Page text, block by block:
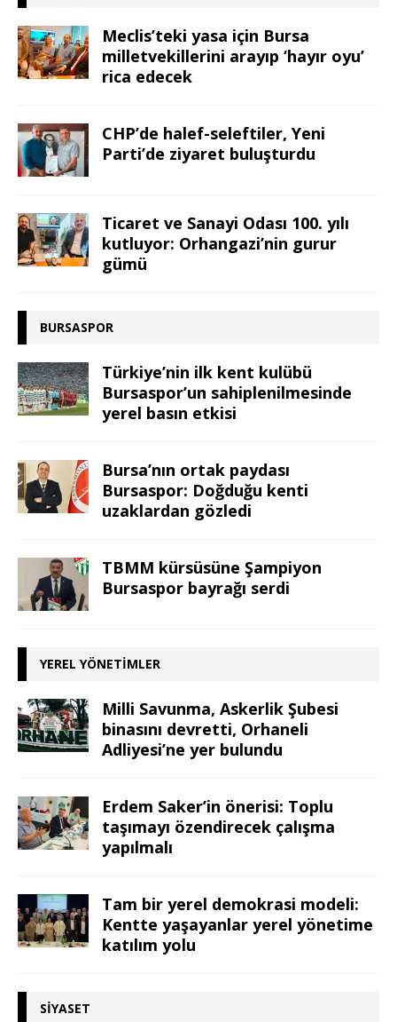
Meclis’teki yasa için Bursa
milletvekillerini arayıp ‘hayır oyu’
rica edecek
CHP’de halef-seleftiler, Yeni
Parti’de ziyaret buluşturdu
Ticaret ve Sanayi Odası 100. yılı
kutluyor: Orhangazi’nin gurur
gümü
BURSASPOR
Türkiye’nin ilk kent kulübü
Bursaspor’un sahiplenilmesinde
yerel basın etkisi
Bursa’nın ortak paydası
Bursaspor: Doğduğu kenti
uzaklardan gözledi
TBMM kürsüsüne Şampiyon
Bursaspor bayrağı serdi
YEREL YÖNETIMLER
Milli Savunma, Askerlik Şubesi
binasını devretti, Orhaneli
Adliyesi’ne yer bulundu
Erdem Saker’in önerisi: Toplu
taşımayı özendirecek çalışma
yapılmalı
Tam bir yerel demokrasi modeli:
Kentte yaşayanlar yerel yönetime
katılım yolu
SIYASET